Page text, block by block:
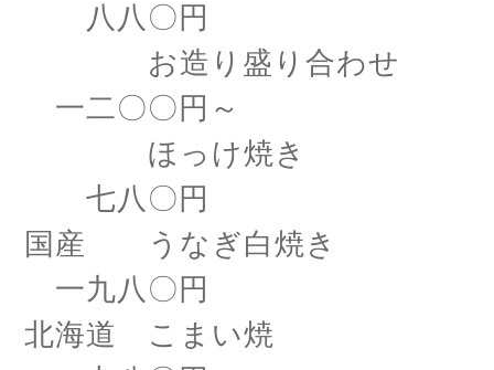
八八〇円
お造り盛り合わせ
一二〇〇円～
ほっけ焼き
七八〇円
国産 うなぎ白焼き
一九八〇円
北海道 こまい焼